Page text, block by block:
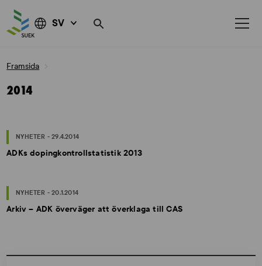
SV
Framsida
2014
NYHETER - 29.4.2014
ADKs dopingkontrollstatistik 2013
NYHETER - 20.1.2014
Arkiv – ADK överväger att överklaga till CAS